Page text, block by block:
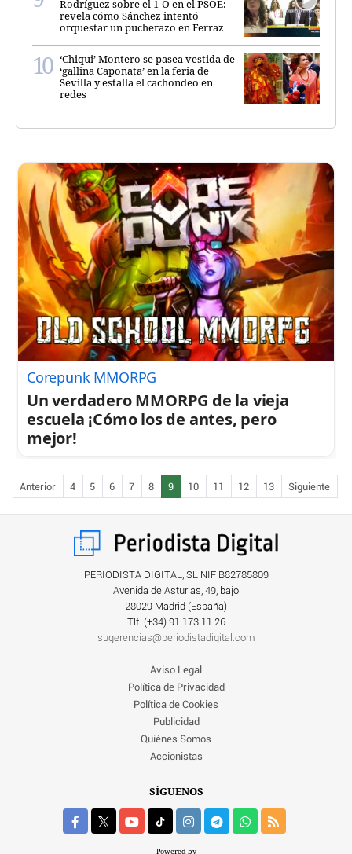
Rodríguez sobre el 1-O en el PSOE:
revela cómo Sánchez intentó
orquestar un pucherazo en Ferraz
‘Chiqui’ Montero se pasea vestida de
‘gallina Caponata’ en la feria de
Sevilla y estalla el cachondeo en
redes
Corepunk MMORPG
Un verdadero MMORPG de la vieja
escuela ¡Cómo los de antes, pero
mejor!
Anterior 4 5 6 7 8 9 10 11 12 13 Siguiente
PERIODISTA DIGITAL, SL NIF B82785809
Avenida de Asturias, 49, bajo
28029 Madrid (España)
Tlf. (+34) ‎91 173 11 26
sugerencias@periodistadigital.com
Aviso Legal
Política de Privacidad
Política de Cookies
Publicidad
Quiénes Somos
Accionistas
SÍGUENOS
Powered by